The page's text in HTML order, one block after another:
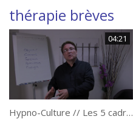
thérapie brèves
04:21
Hypno-Culture // Les 5 cadres à respecter pour réussir dans la vie par Philippe Vernois.